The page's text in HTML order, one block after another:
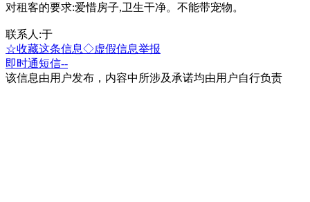
对租客的要求:爱惜房子,卫生干净。不能带宠物。
联系人:于
☆收藏这条信息◇虚假信息举报
即时通短信--
该信息由用户发布，内容中所涉及承诺均由用户自行负责